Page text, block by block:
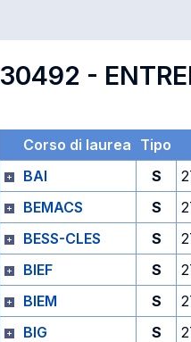
30492 -
Corso di laurea Tipo
BAI
S
BEMACS
S
BESS-CLES
S
BIEF
S
BIEM
S
BIG
S